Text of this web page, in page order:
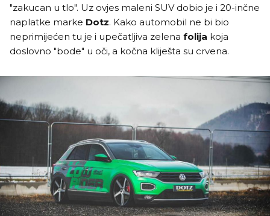
"zakucan u tlo". Uz ovjes maleni SUV dobio je i 20-inčne
naplatke marke Dotz. Kako automobil ne bi bio
neprimijećen tu je i upečatljiva zelena folija koja
doslovno "bode" u oči, a kočna kliješta su crvena.